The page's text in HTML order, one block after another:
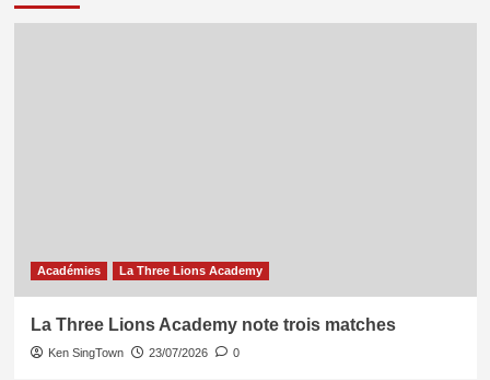
Académies La Three Lions Academy
La Three Lions Academy note trois matches
Ken SingTown 23/07/2026 0